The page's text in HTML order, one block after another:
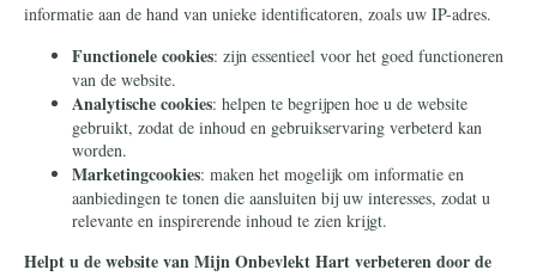
Eenmalig
Maandelijks
Periodiek
Nalaten
Zelf overschrijven
Ontvang onze Telegram-
berichten